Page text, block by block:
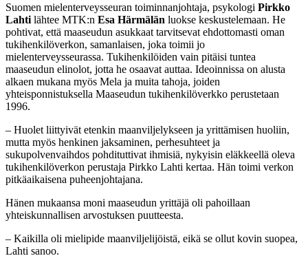
Suomen mielenterveysseuran toiminnanjohtaja, psykologi Pirkko
Lahti lähtee MTK:n Esa Härmälän luokse keskustelemaan. He
pohtivat, että maaseudun asukkaat tarvitsevat ehdottomasti oman
tukihenkilöverkon, samanlaisen, joka toimii jo
mielenterveysseurassa. Tukihenkilöiden vain pitäisi tuntea
maaseudun elinolot, jotta he osaavat auttaa. Ideoinnissa on alusta
alkaen mukana myös Mela ja muita tahoja, joiden
yhteisponnistuksella Maaseudun tukihenkilöverkko perustetaan
1996.
– Huolet liittyivät etenkin maanviljelykseen ja yrittämisen huoliin,
mutta myös henkinen jaksaminen, perhesuhteet ja
sukupolvenvaihdos pohdituttivat ihmisiä, nykyisin eläkkeellä oleva
tukihenkilöverkon perustaja Pirkko Lahti kertaa. Hän toimi verkon
pitkäaikaisena puheenjohtajana.
Hänen mukaansa moni maaseudun yrittäjä oli pahoillaan
yhteiskunnallisen arvostuksen puutteesta.
– Kaikilla oli mielipide maanviljelijöistä, eikä se ollut kovin suopea,
Lahti sanoo.